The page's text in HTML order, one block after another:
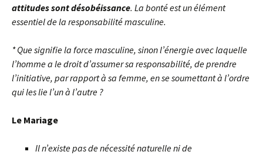
attitudes sont désobéissance. La bonté est un élément
essentiel de la responsabilité masculine.
* Que signifie la force masculine, sinon l’énergie avec laquelle
l’homme a le droit d’assumer sa responsabilité, de prendre
l’initiative, par rapport à sa femme, en se soumettant à l’ordre
qui les lie l’un à l’autre ?
Le Mariage
Il n’existe pas de nécessité naturelle ni de